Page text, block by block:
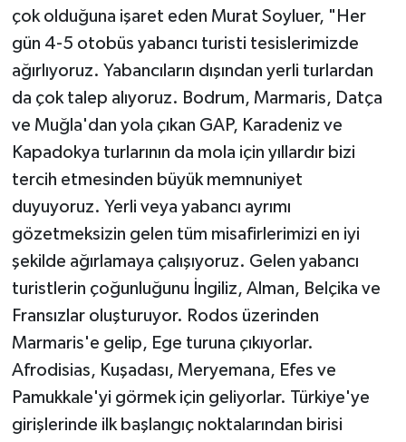
çok olduğuna işaret eden Murat Soyluer, "Her
gün 4-5 otobüs yabancı turisti tesislerimizde
ağırlıyoruz. Yabancıların dışından yerli turlardan
da çok talep alıyoruz. Bodrum, Marmaris, Datça
ve Muğla'dan yola çıkan GAP, Karadeniz ve
Kapadokya turlarının da mola için yıllardır bizi
tercih etmesinden büyük memnuniyet
duyuyoruz. Yerli veya yabancı ayrımı
gözetmeksizin gelen tüm misafirlerimizi en iyi
şekilde ağırlamaya çalışıyoruz. Gelen yabancı
turistlerin çoğunluğunu İngiliz, Alman, Belçika ve
Fransızlar oluşturuyor. Rodos üzerinden
Marmaris'e gelip, Ege turuna çıkıyorlar.
Afrodisias, Kuşadası, Meryemana, Efes ve
Pamukkale'yi görmek için geliyorlar. Türkiye'ye
girişlerinde ilk başlangıç noktalarından birisi